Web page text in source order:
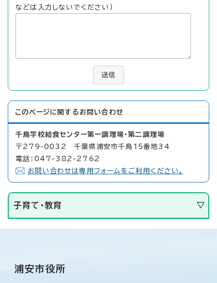
などは入力しないでください）
送信
このページに関する お問い合わせ
千鳥学校給食センター第一調理場・第二調理場
〒279-0032 千葉県浦安市千鳥15番地34
電話：047-382-2762
お問い合わせは専用フォームをご利用ください。
子育て・教育
浦安市役所